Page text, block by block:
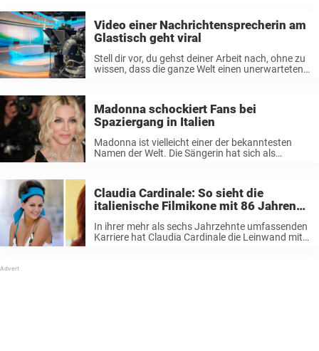
Video einer Nachrichtensprecherin am
Glastisch geht viral
Stell dir vor, du gehst deiner Arbeit nach, ohne zu
wissen, dass die ganze Welt einen unerwarteten
Madonna schockiert Fans bei
Spaziergang in Italien
Madonna ist vielleicht einer der bekanntesten
Namen der Welt. Die Sängerin hat sich als
...
Claudia Cardinale: So sieht die
italienische Filmikone mit 86 Jahren
In ihrer mehr als sechs Jahrzehnte umfassenden
Karriere hat Claudia Cardinale die Leinwand mit